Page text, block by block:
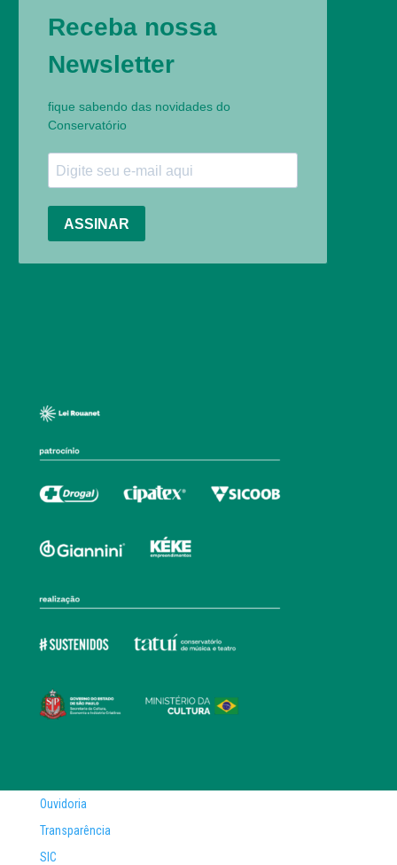
Ouvidoria
Transparência
SIC